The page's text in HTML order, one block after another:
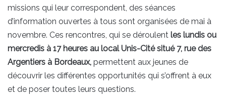
missions qui leur correspondent, des séances
d’information ouvertes à tous sont organisées de mai à
novembre. Ces rencontres, qui se déroulent les lundis ou
mercredis à 17 heures au local Unis-Cité situé 7, rue des
Argentiers à Bordeaux, permettent aux jeunes de
découvrir les différentes opportunités qui s’offrent à eux
et de poser toutes leurs questions.